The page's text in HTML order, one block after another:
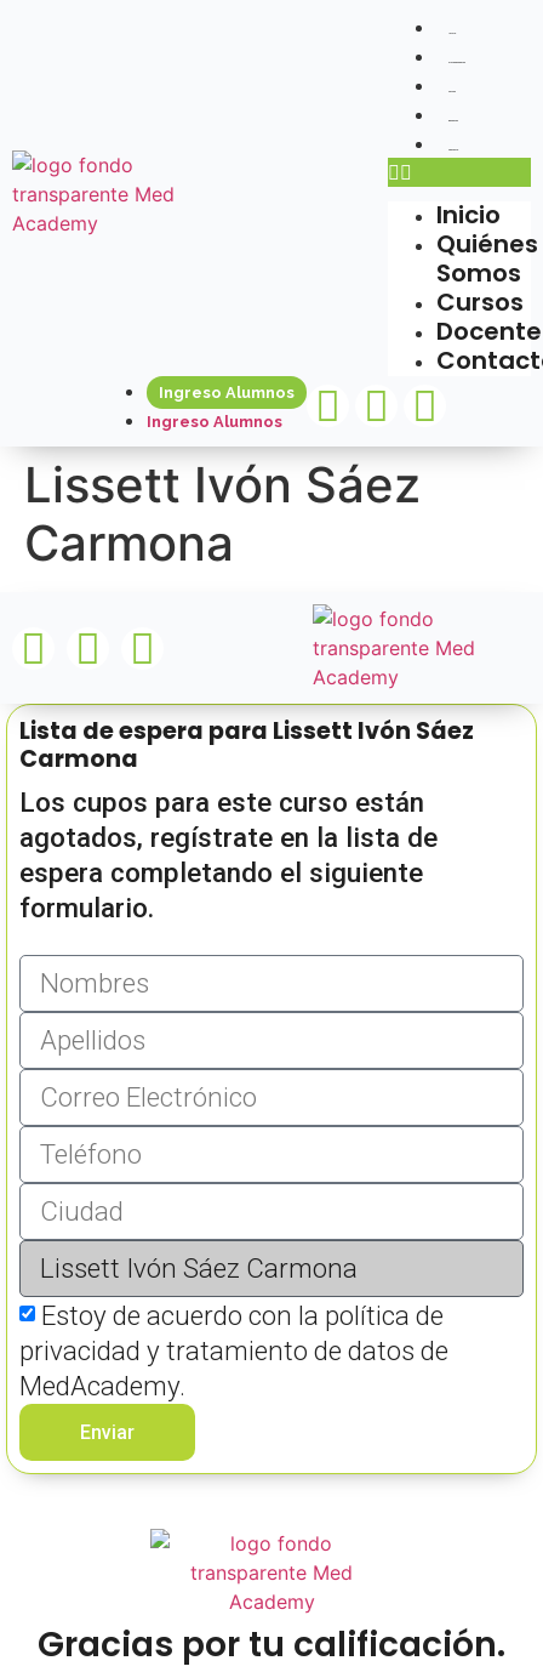
Inicio
Quiénes
Somos
Cursos
Ingreso Alumnos
Ingreso Alumnos
Lissett Ivón Sáez
Carmona
Lista de espera para Lissett Ivón Sáez
Carmona
Los cupos para este curso están
agotados, regístrate en la lista de
espera completando el siguiente
formulario.
Estoy de acuerdo con la política de
privacidad y tratamiento de datos de
MedAcademy.
Enviar
Gracias por tu calificación.